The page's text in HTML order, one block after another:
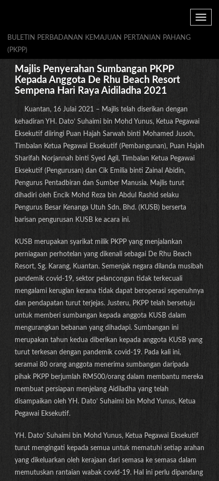
Toggle
BULETIN PERBADANAN KEMAJUAN PERTANIAN PAHANG
(PKPP)
Majlis Penyerahan Sumbangan PKPP
Kepada Anggota De Rhu Beach Resort
Sempena Hari Raya Aidiladha 2021
Kuantan, 16 Julai 2021 – Majlis telah diserikan dengan
kehadiran YH. Dato’ Suhaimi bin Mohd Yunus, Ketua Pegawai
Eksekutif diiringi Puan Hajah Sarwah binti Mohamed Jusoh,
Timbalan Ketua Pegawai Eksekutif (Pembangunan), Puan Hajah
Sharifah Norjannah binti Syed Agil, Timbalan Ketua Pegawai
Eksekutif (Pengurusan) dan Cik Emilia binti Zainal Abidin,
Pengurus Pentadbiran dan Sumber Manusia. Majlis turut
dihadiri oleh Encik Mohd Reza bin Abdul Rashid selaku
Pengurus Besar Kenanga Utuh Sdn. Bhd. (KUSB) berserta
barisan pengurusan KUSB ke acara ini.
KUSB merupakan syarikat milik PKPP yang menjalankan
perniagaan perhotelan yang dikenali sebagai De Rhu Beach
Resort, Sg. Karang, Kuantan. Semenjak negara dilanda musibah
pandemik covid-19, sektor pelancongan tidak terkecuali
mengalami kerugian kerana tidak dapat beroperasi sepenuhnya
dan pendapatan turut terjejas. Justeru, PKPP telah bersetuju
untuk memberi sumbangan kepada anggota KUSB dalam
mengurangkan bebanan yang dihadapi. Sumbangan ini
merupakan tahun kedua diberikan kepada anggota KUSB yang
turut terkesan dengan pandemik covid-19. Pada kali ini,
seramai 80 orang anggota menerima sumbangan daripada
pihak PKPP berjumlah RM500/orang dalam membantu mereka
membuat persiapan menjelang Aidiladha yang telah
disampaikan oleh YH. Dato’ Suhaimi bin Mohd Yunus, Ketua
Pegawai Eksekutif.
YH. Dato’ Suhaimi bin Mohd Yunus, Ketua Pegawai Eksekutif
turut mengingati kepada semua untuk mematuhi setiap arahan
yang dikeluarkan oleh kerajaan dari semasa ke semasa dalam
memutuskan rantaian wabak covid-19. Hal ini perlu dipandang